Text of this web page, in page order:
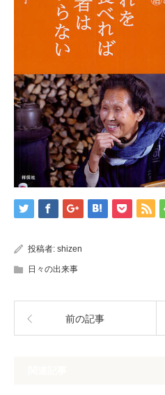
投稿者: shizen
日々の出来事
前の記事